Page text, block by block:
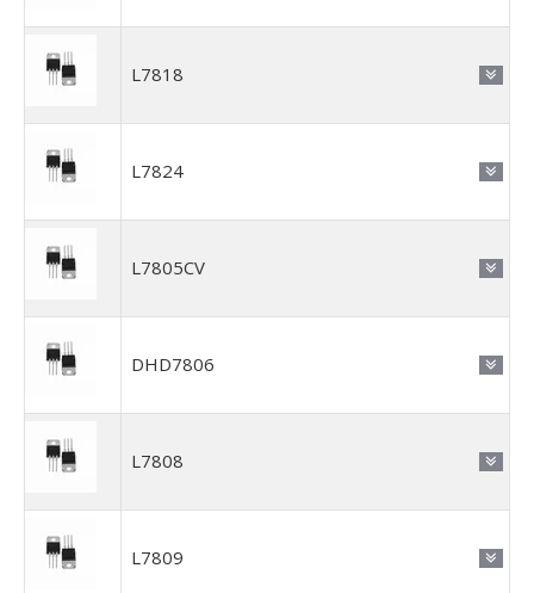
L7818
L7824
L7805CV
DHD7806
L7808
L7809